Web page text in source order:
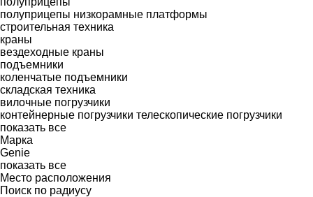
полуприцепы низкорамные платформы
строительная техника
краны
вездеходные краны
подъемники
коленчатые подъемники
складская техника
вилочные погрузчики
контейнерные погрузчики телескопические погрузчики
показать все
Марка
Genie
показать все
Место расположения
Поиск по радиусу